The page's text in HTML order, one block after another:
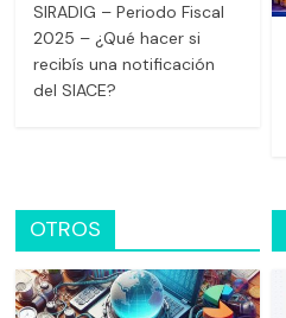
SIRADIG – Periodo Fiscal
2025 – ¿Qué hacer si
recibís una notificación
del SIACE?
OTROS